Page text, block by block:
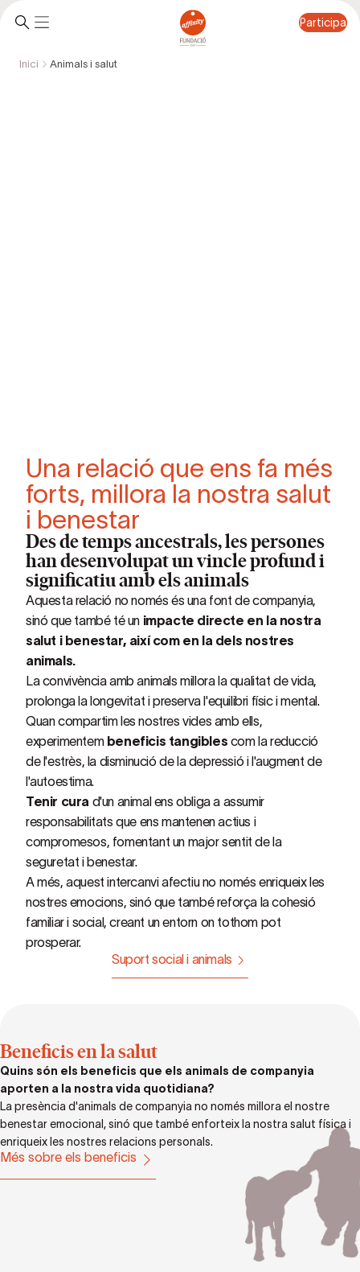
Participa
Inici Animals i salut
Una relació que ens fa més
forts, millora la nostra salut
i benestar
Des de temps ancestrals, les persones
han desenvolupat un vincle profund i
significatiu amb els animals
Aquesta relació no només és una font de companyia,
sinó que també té un impacte directe en la nostra
salut i benestar, així com en la dels nostres
animals.
La convivència amb animals millora la qualitat de vida,
prolonga la longevitat i preserva l'equilibri físic i mental.
Quan compartim les nostres vides amb ells,
experimentem beneficis tangibles com la reducció
de l'estrès, la disminució de la depressió i l'augment de
l'autoestima.
Tenir cura d'un animal ens obliga a assumir
responsabilitats que ens mantenen actius i
compromesos, fomentant un major sentit de la
seguretat i benestar.
A més, aquest intercanvi afectiu no només enriqueix les
nostres emocions, sinó que també reforça la cohesió
familiar i social, creant un entorn on tothom pot
prosperar.
Suport social i animals
Beneficis en la salut
Quins són els beneficis que els animals de companyia
aporten a la nostra vida quotidiana?
La presència d'animals de companyia no només millora el nostre
benestar emocional, sinó que també enforteix la nostra salut física i
enriqueix les nostres relacions personals.
Més sobre els beneficis